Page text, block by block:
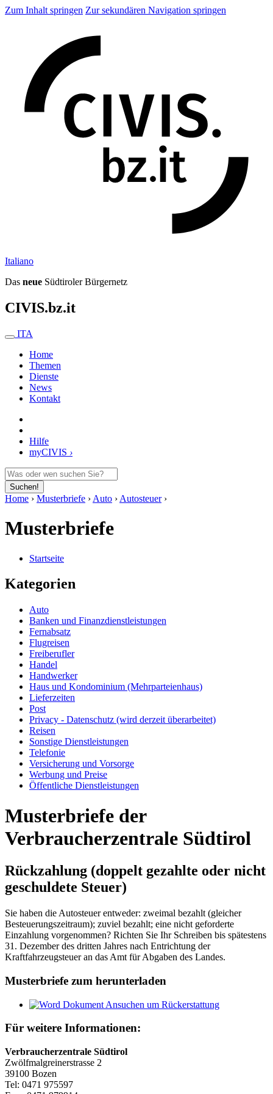
Zum Inhalt springen Zur sekundären Navigation springen
Italiano
Das neue Südtiroler Bürgernetz
CIVIS.bz.it
ITA
Home
Themen
Dienste
News
Kontakt
Hilfe
myCIVIS ›
Suchen!
Home › Musterbriefe › Auto › Autosteuer›
Musterbriefe
Startseite
Kategorien
Auto
Banken und Finanzdienstleistungen
Fernabsatz
Flugreisen
Freiberufler
Handel
Handwerker
Haus und Kondominium (Mehrparteienhaus)
Lieferzeiten
Post
Privacy - Datenschutz (wird derzeit überarbeitet)
Reisen
Sonstige Dienstleistungen
Telefonie
Versicherung und Vorsorge
Werbung und Preise
Öffentliche Dienstleistungen
Musterbriefe der
Verbraucherzentrale Südtirol
Rückzahlung (doppelt gezahlte oder nicht
geschuldete Steuer)
Sie haben die Autosteuer entweder: zweimal bezahlt (gleicher
Besteuerungszeitraum); zuviel bezahlt; eine nicht geforderte
Einzahlung vorgenommen? Richten Sie Ihr Schreiben bis spätestens
31. Dezember des dritten Jahres nach Entrichtung der
Kraftfahrzeugsteuer an das Amt für Abgaben des Landes.
Musterbriefe zum herunterladen
Ansuchen um Rückerstattung
Für weitere Informationen:
Verbraucherzentrale Südtirol
Zwölfmalgreinerstrasse 2
39100 Bozen
Tel: 0471 975597